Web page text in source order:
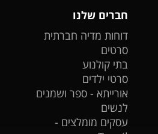
חברים שלנו
דוחות מדיה חברתית
סרטים
בתי קולנוע
סרטי ילדים
אורייתא - ספר ושמנים
לנשים
עסקים מומלצים -